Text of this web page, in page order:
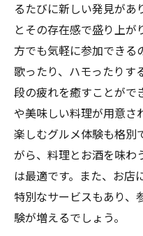
るたびに新しい発見があ
とその存在感で盛り上が
方でも気軽に参加できる
歌ったり、ハモったりす
段の疲れを癒すことがで
や美味しい料理が用意さ
楽しむグルメ体験も格別
がら、料理とお酒を味わ
は最適です。また、お店
特別なサービスもあり、
験が増えるでしょう。